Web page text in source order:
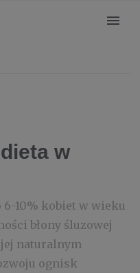
w
6-10% kobiet w wieku
błony śluzowej
naturalnym
ognisk